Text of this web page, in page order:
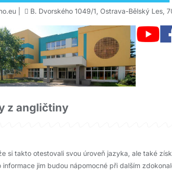
B. Dvorského 1049/1, Ostrava-Bělský Les,
z angličtiny
si takto otestovali svou úroveň jazyka, ale také
jim budou nápomocné při dalším